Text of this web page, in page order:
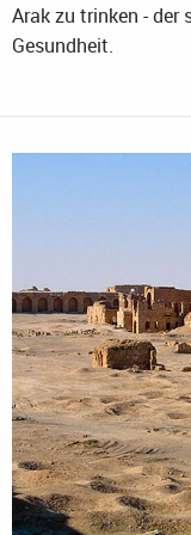
Arak zu trinken - der
Gesundheit.